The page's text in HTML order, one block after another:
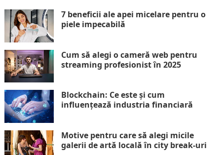
7 beneficii ale apei micelare pentru o
piele impecabilă
Cum să alegi o cameră web pentru
streaming profesionist în 2025
Blockchain: Ce este și cum
influențează industria financiară
Motive pentru care să alegi micile
galerii de artă locală în city break-uri